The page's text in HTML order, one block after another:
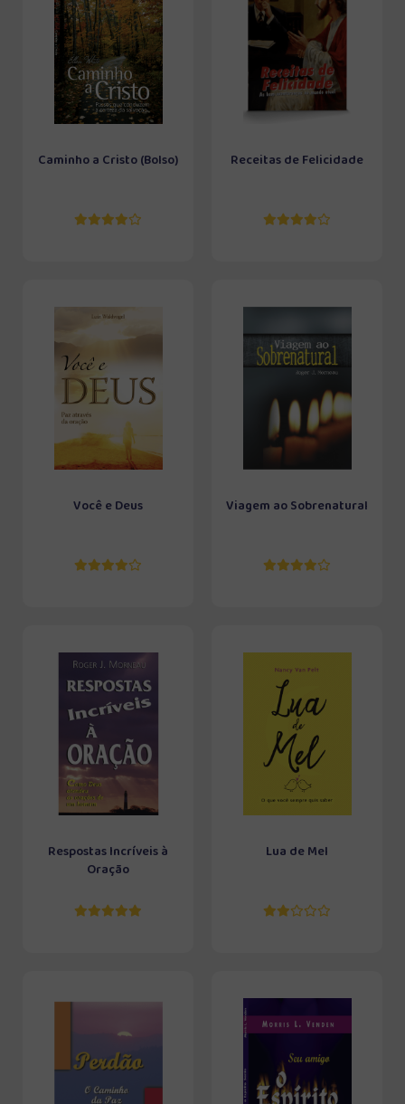
Caminho a Cristo (Bolso) Receitas de Felicidade
Você e Deus Viagem ao Sobrenatural
Respostas Incríveis à
Oração
Lua de Mel